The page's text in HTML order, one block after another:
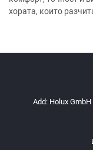
хората, които
Add: Holux